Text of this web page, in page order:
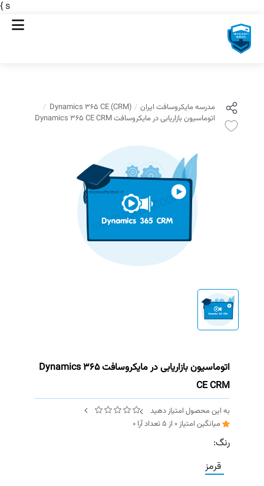
s
}
اتوماسیون بازاریابی در مایکروسافت Dynamics 365
CE CRM
به این محصول امتیاز دهید
میانگین امتیاز 0 از 5تعداد آرا 0
رنگ:
قرمز
مدرسه مایکروسافت ایران
Dynamics 365 CE (CRM)
اتوماسیون بازاریابی در مایکروسافت Dynamics 365 CE CRM